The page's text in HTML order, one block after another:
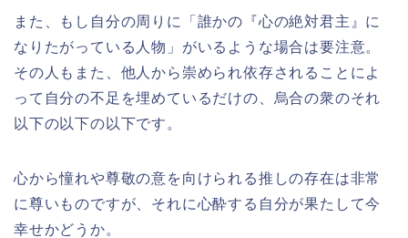
また、もし自分の周りに「誰かの『心の絶対君主』に
なりたがっている人物」がいるような場合は要注意。
その人もまた、他人から崇められ依存されることによ
って自分の不足を埋めているだけの、烏合の衆のそれ
以下の以下の以下です。
心から憧れや尊敬の意を向けられる推しの存在は非常
に尊いものですが、それに心酔する自分が果たして今
幸せかどうか。